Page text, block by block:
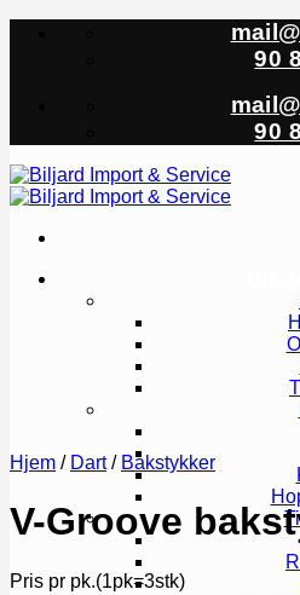
90
90
Hjem / Dart / Bakstykker
V-Groove
Pris pr pk.(1pk=3stk)